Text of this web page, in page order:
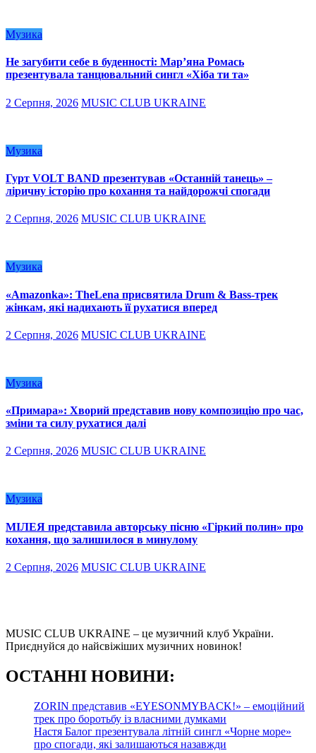
Музика
Не загубити себе в буденності: Мар’яна Ромась
презентувала танцювальний сингл «Хіба ти та»
2 Серпня, 2026 MUSIC CLUB UKRAINE
Музика
Гурт VOLT BAND презентував «Останній танець» –
ліричну історію про кохання та найдорожчі спогади
2 Серпня, 2026 MUSIC CLUB UKRAINE
Музика
«Amazonka»: TheLena присвятила Drum & Bass-трек
жінкам, які надихають її рухатися вперед
2 Серпня, 2026 MUSIC CLUB UKRAINE
Музика
«Примара»: Хворий представив нову композицію про час,
зміни та силу рухатися далі
2 Серпня, 2026 MUSIC CLUB UKRAINE
Музика
МІЛЕЯ представила авторську пісню «Гіркий полин» про
кохання, що залишилося в минулому
2 Серпня, 2026 MUSIC CLUB UKRAINE
MUSIC CLUB UKRAINE – це музичний клуб України.
Приєднуйся до найсвіжіших музичних новинок!
ОСТАННІ НОВИНИ:
ZORIN представив «EYESONMYBACK!» – емоційний
трек про боротьбу із власними думками
Настя Балог презентувала літній сингл «Чорне море»
про спогади, які залишаються назавжди